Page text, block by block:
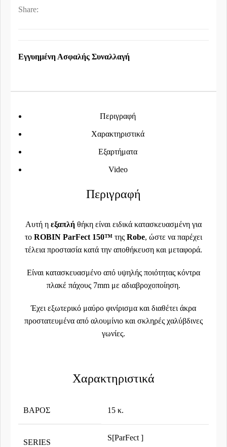
Share:
Εγγυημένη Ασφαλής Συναλλαγή
Περιγραφή
Χαρακτηριστικά
Εξαρτήματα
Video
Περιγραφή
Αυτή η εξαπλή θήκη είναι ειδικά κατασκευασμένη για
τo ROBIN ParFect 150™ της Robe, ώστε να παρέχει
τέλεια προστασία κατά την αποθήκευση και μεταφορά.
Είναι κατασκευασμένο από υψηλής ποιότητας κόντρα
πλακέ πάχους 7mm με αδιαβροχοποίηση.
Έχει εξωτερικό μαύρο φινίρισμα και διαθέτει άκρα
προστατευμένα από αλουμίνιο και σκληρές χαλύβδινες
γωνίες.
Χαρακτηριστικά
ΒΆΡΟΣ 15 κ.
SERIES
S[ParFect ]